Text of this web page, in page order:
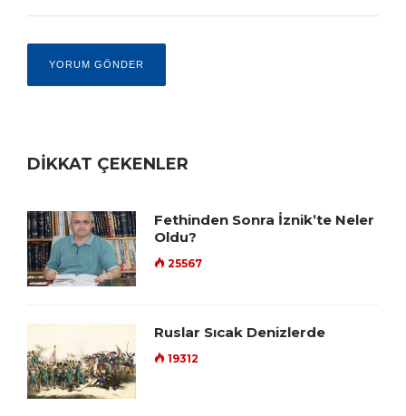
DİKKAT ÇEKENLER
Fethinden Sonra İznik’te Neler
Oldu?
25567
Ruslar Sıcak Denizlerde
19312